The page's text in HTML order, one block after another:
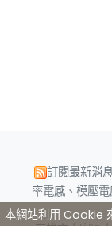
訂閱最新消息
率電感、模壓
本網站利用 Cookie